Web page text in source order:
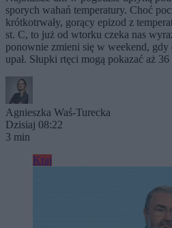
sporych wahań temperatury. Choć
krótkotrwały, gorący epizod z
st. C, to już od wtorku czeka nas
ponownie zmieni się w weekend,
upał. Słupki rtęci mogą pokazać aż 36
Agnieszka Waś-Turecka
Dzisiaj 08:22
3 min
Kraj